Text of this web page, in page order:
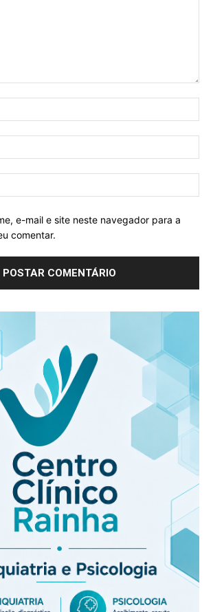
e-mail e site neste navegador para a
comentar.